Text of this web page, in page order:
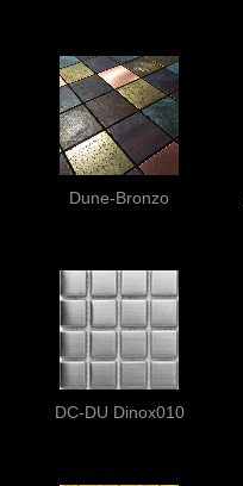
Dune-Bronzo
DC-DU Dinox010